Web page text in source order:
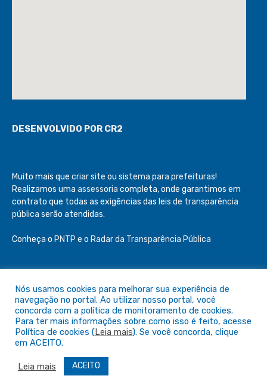
DESENVOLVIDO POR CR2
Muito mais que criar site ou sistema para prefeituras!
Realizamos uma assessoria completa, onde garantimos em
contrato que todas as exigências das leis de transparência
pública serão atendidas.
Conheça o PNTP e o Radar da Transparência Pública
Todos os direitos reservados a Câmara de São Félix do Araguaia
Mapa do Site
Acessar Área Administrativa
Nós usamos cookies para melhorar sua experiência de
navegação no portal. Ao utilizar nosso portal, você
concorda com a política de monitoramento de cookies.
Para ter mais informações sobre como isso é feito, acesse
Política de cookies (Leia mais). Se você concorda, clique
em ACEITO.
Leia mais ACEITO